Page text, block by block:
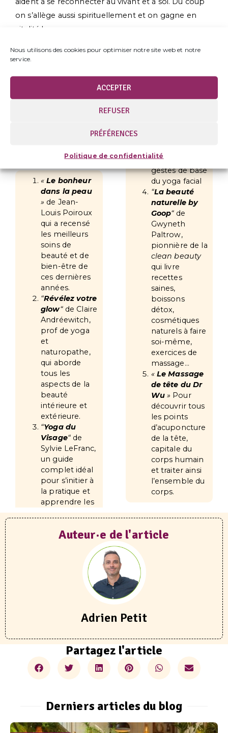
Nous utilisons des cookies pour optimiser notre site web et notre
service.
ACCEPTER
REFUSER
PRÉFÉRENCES
Politique de confidentialité
on s’allège aussi spirituellement et on gagne en
vitalité !
@lilibarbery
@carolinewietzel
5 livres indispensables sur la
beauté holistique
«Le bonheur
dans la peau
» de Jean-
Louis Poiroux
qui a recensé
les meilleurs
soins de
beauté et de
bien-être de
ces dernières
années.
“Révélez votre
glow“de Claire
Andréewitch,
prof de yoga
et
naturopathe,
qui aborde
tous les
aspects de la
beauté
intérieure et
extérieure.
“Yoga du
Visage“ de
Sylvie LeFranc,
un guide
complet idéal
pour s’initier à
la pratique et
apprendre les
gestes de base
du yoga facial
“La beauté
naturelle by
Goop“ de
Gwyneth
Paltrow,
pionnière de la
clean beauty
qui livre
recettes
saines,
boissons
détox,
cosmétiques
naturels à faire
soi-même,
exercices de
massage…
« Le Massage
de tête du Dr
Wu» Pour
découvrir tous
les points
d’acuponcture
de la tête,
capitale du
corps humain
et traiter ainsi
l’ensemble du
corps.
Auteur·e de l'article
Adrien Petit
Partagez l'article
Derniers articles du blog